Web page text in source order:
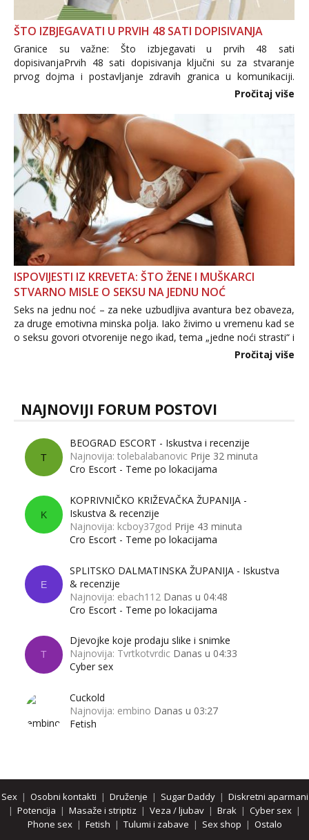
ŠTO IZBJEGAVATI U PRVIH 48 SATI DOPISIVANJA
Granice su važne: Što izbjegavati u prvih 48 sati
dopisivanjaPrvih 48 sati dopisivanja ključni su za stvaranje
prvog dojma i postavljanje zdravih granica u komunikaciji.
Važno je izbjeći prebrzo otkrivanje osobnih ili intimnih
informacija, jer nepoznata osoba još nije zaslužila to
povjerenje. Takođe...
Pročitaj više
ISPOVIJESTI IZ KREVETA: ŠTO ŽENE I MUŠKARCI
STVARNO MISLE O SEKSU NA JEDNU NOĆ
Seks na jednu noć – za neke uzbudljiva avantura bez obaveza,
za druge emotivna minska polja. Iako živimo u vremenu kad se
o seksu govori otvorenije nego ikad, tema „jedne noći strasti“ i
dalje izaziva burne rasprave. Što zapravo misle žene, a što
Pročitaj više
NAJNOVIJI FORUM POSTOVI
T
BEOGRAD ESCORT - Iskustva i recenzije
Najnovija: tolebalabanovic Prije 32 minuta
Cro Escort - Teme po lokacijama
K
KOPRIVNIČKO KRIŽEVAČKA ŽUPANIJA -
Iskustva & recenzije
Najnovija: kcboy37god Prije 43 minuta
Cro Escort - Teme po lokacijama
E
SPLITSKO DALMATINSKA ŽUPANIJA - Iskustva
& recenzije
Najnovija: ebach112 Danas u 04:48
Cro Escort - Teme po lokacijama
T
Djevojke koje prodaju slike i snimke
Najnovija: Tvrtkotvrdic Danas u 04:33
Cyber sex
Cuckold
Najnovija: embino Danas u 03:27
Fetish
Sex| Osobni kontakti | Druženje | Sugar Daddy| Diskretni aparmani
| Potencija | Masaže i striptiz | Veza / ljubav | Brak | Cyber sex |
Phone sex| Fetish | Tulumi i zabave | Sex shop | Ostalo